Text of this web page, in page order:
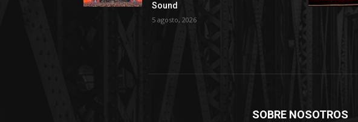
Sound
5 agosto, 2026
SOBRE NOSOTROS